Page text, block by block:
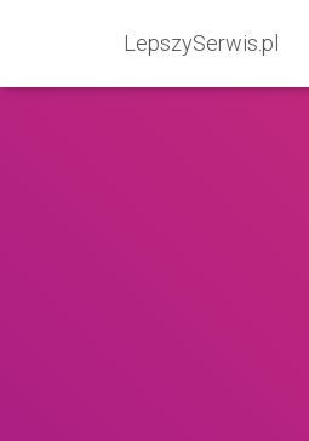
LepszySerwis.pl